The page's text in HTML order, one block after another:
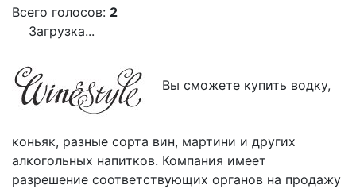
Всего голосов: 2
Загрузка...
Вы сможете купить водку,
коньяк, разные сорта вин, мартини и других
алкогольных напитков. Компания имеет
разрешение соответствующих органов на продажу